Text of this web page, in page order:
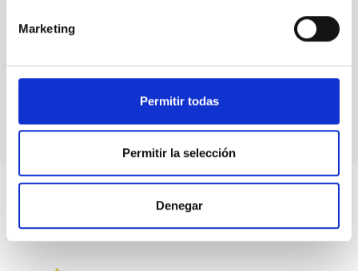
Marketing
Permitir todas
Permitir la selección
Denegar